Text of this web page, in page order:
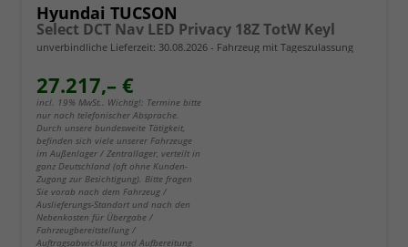
Hyundai TUCSON
Select DCT Nav LED Privacy 18Z TotW Keyl
unverbindliche Lieferzeit: 30.08.2026 Fahrzeug mit Tageszulassung
27.217,– €
incl. 19% MwSt.. Wichtig!: Termine bitte
nur nach telefonischer Absprache.
Durch unsere bundesweite Tätigkeit,
befinden sich viele unserer Fahrzeuge
im Außenlager / Zentrallager, verteilt in
ganz Deutschland (oft ohne Kunden-
Zugang zur Besichtigung). Bitte fragen
Sie vorab nach dem Fahrzeug /
Auslieferungs-Standort und nach den
Nebenkosten für Übergabe /
Fahrzeugbereitstellung /
Auftragsabwicklung und Aufbereitung